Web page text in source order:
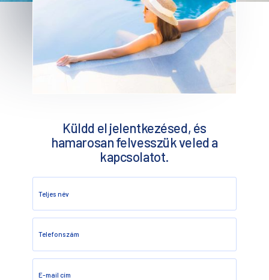
Küldd el jelentkezésed, és
hamarosan felvesszük veled a
kapcsolatot.
Teljes név
Telefonszám
E-mail cím